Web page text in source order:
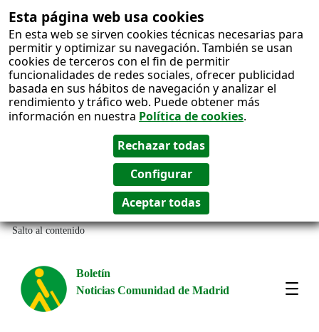
Esta página web usa cookies
En esta web se sirven cookies técnicas necesarias para
permitir y optimizar su navegación. También se usan
cookies de terceros con el fin de permitir
funcionalidades de redes sociales, ofrecer publicidad
basada en sus hábitos de navegación y analizar el
rendimiento y tráfico web. Puede obtener más
información en nuestra Política de cookies.
Salto al contenido
Boletín
Noticias Comunidad de Madrid